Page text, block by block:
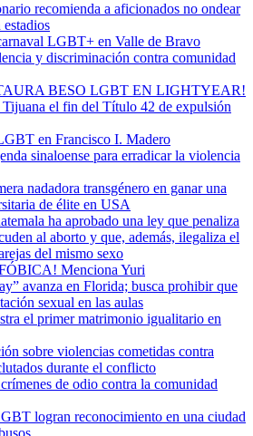
recomienda a aficionados no ondear
LGBT+ en Valle de Bravo
y discriminación contra comunidad
BESO LGBT EN LIGHTYEAR!
el fin del Título 42 de expulsión
en Francisco I. Madero
sinaloense para erradicar la violencia
nadadora transgénero en ganar una
de élite en USA
ha aprobado una ley que penaliza
al aborto y que, además, ilegaliza el
del mismo sexo
Menciona Yuri
avanza en Florida; busca prohibir que
sexual en las aulas
el primer matrimonio igualitario en
sobre violencias cometidas contra
durante el conflicto
de odio contra la comunidad
logran reconocimiento en una ciudad